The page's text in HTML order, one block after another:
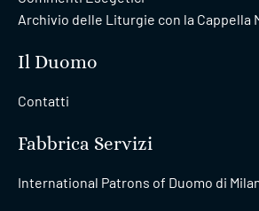
Archivio delle Liturgie con la Cappella
Il Duomo
Contatti
Fabbrica Servizi
International Patrons of Duomo di